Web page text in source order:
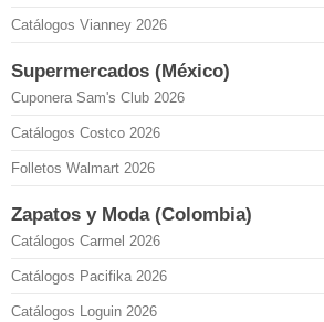
Catálogos Vianney 2026
Supermercados (México)
Cuponera Sam's Club 2026
Catálogos Costco 2026
Folletos Walmart 2026
Zapatos y Moda (Colombia)
Catálogos Carmel 2026
Catálogos Pacifika 2026
Catálogos Loguin 2026